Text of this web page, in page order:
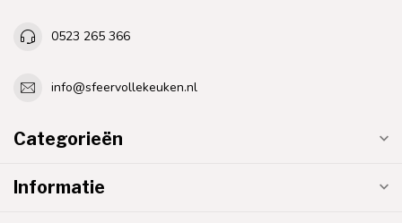
0523 265 366
info@sfeervollekeuken.nl
Categorieën
Informatie